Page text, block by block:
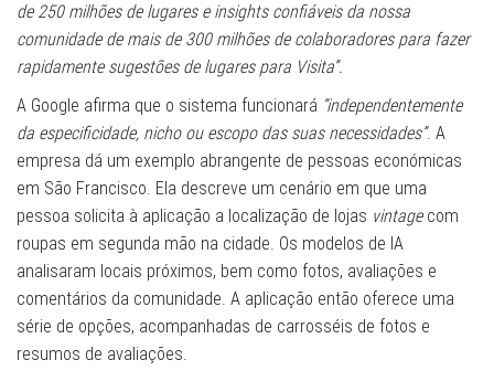
de 250 milhões de lugares e insights confiáveis ​​da nossa
comunidade de mais de 300 milhões de colaboradores para fazer
rapidamente sugestões de lugares para Visita”.
A Google afirma que o sistema funcionará “independentemente
da especificidade, nicho ou escopo das suas necessidades”. A
empresa dá um exemplo abrangente de pessoas económicas
em São Francisco. Ela descreve um cenário em que uma
pessoa solicita à aplicação a localização de lojas vintage com
roupas em segunda mão na cidade. Os modelos de IA
analisaram locais próximos, bem como fotos, avaliações e
comentários da comunidade. A aplicação então oferece uma
série de opções, acompanhadas de carrosséis de fotos e
resumos de avaliações.